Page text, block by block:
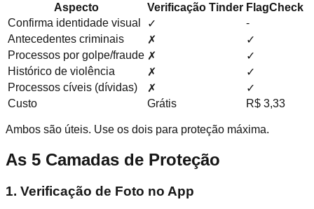
Aspecto Verificação Tinder FlagCheck
Confirma identidade visual
✓
-
Antecedentes criminais
✗
✓
Processos por golpe/fraude ✗
✓
Histórico de violência
✗
✓
Processos cíveis (dívidas)
✗
✓
Custo
Grátis R$ 3,33
Ambos são úteis. Use os dois para proteção máxima.
As 5 Camadas de Proteção
1. Verificação de Foto no App